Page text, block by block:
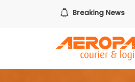
Breaking News
hora de redimir tus libras de Cash PAQ!